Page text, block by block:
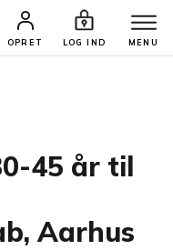
OPRET LOG IND MENU
SØG PROFIL
45 år til
Aarhus